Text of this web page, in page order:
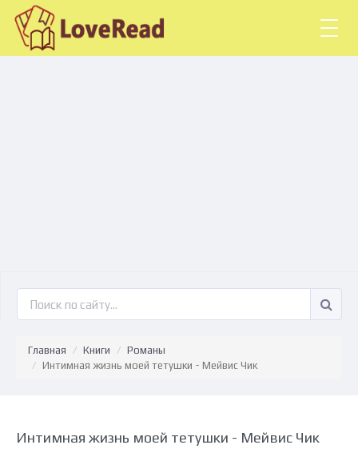
Главная Книги
Романы
Интимная жизнь моей тетушки - Мейвис Чик
Интимная жизнь моей тетушки - Мейвис Чик